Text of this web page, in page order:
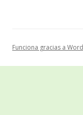
Funciona gracias a